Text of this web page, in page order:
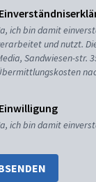
ich bin damit
und nutzt.
Sandwiesen-str.
Einwilligung
ich bin damit